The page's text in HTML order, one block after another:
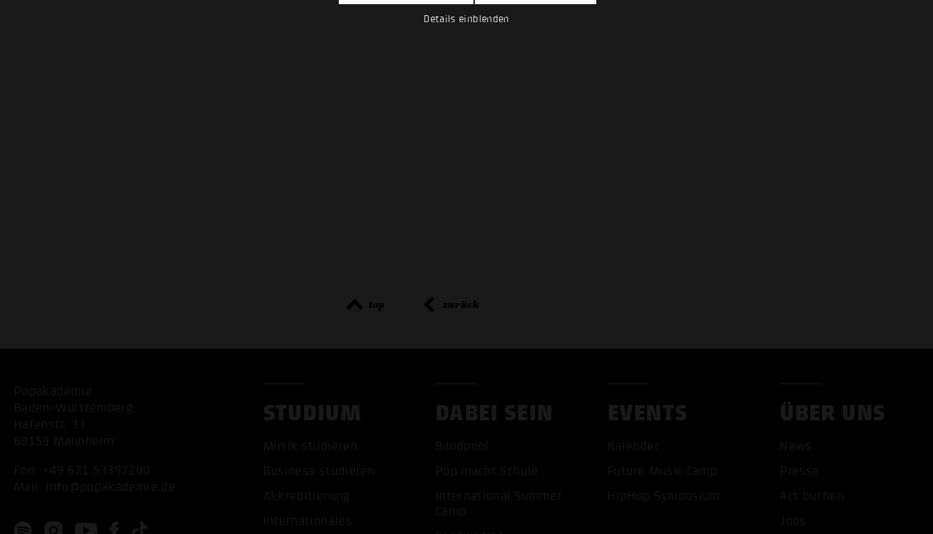
Details einblenden
top zurück
Popakademie
Baden-Württemberg
Hafenstr. 33
68159 Mannheim
Fon: +49 621 53397200
Mail: info@popakademie.de
STUDIUM
Musik studieren
Business studieren
Akkreditierung
Internationales
DABEI SEIN
Bandpool
Pop macht Schule
International Summer
Camp
EVENTS
Kalender
Future Music Camp
HipHop Symposium
ÜBER UNS
News
Presse
Act buchen
Jobs